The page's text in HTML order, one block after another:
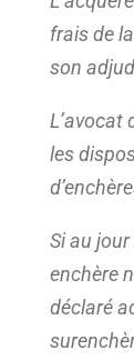
frais de
son
L’avocat
les
Si au
enchère
déclaré